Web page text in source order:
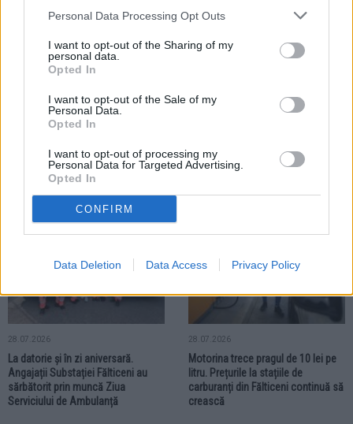
Personal Data Processing Opt Outs
I want to opt-out of the Sharing of my
personal data.
Opted In
I want to opt-out of the Sale of my
Personal Data.
Opted In
I want to opt-out of processing my
Personal Data for Targeted Advertising.
Opted In
CONFIRM
Data Deletion Data Access Privacy Policy
30.07.2026
Fălticeni în sediul recent restaurat
implică cheltuieli de circa 1 milion
28.07.2026
La datorie și în zi aniversară.
Angajații Substației Fălticeni au
sărbătorit prin muncă Ziua
Serviciului de Ambulanță
28.07.2026
Motorina trece pragul de 10 lei pe
litru. Prețurile la stațiile de
carburanți din Fălticeni continuă să
crească